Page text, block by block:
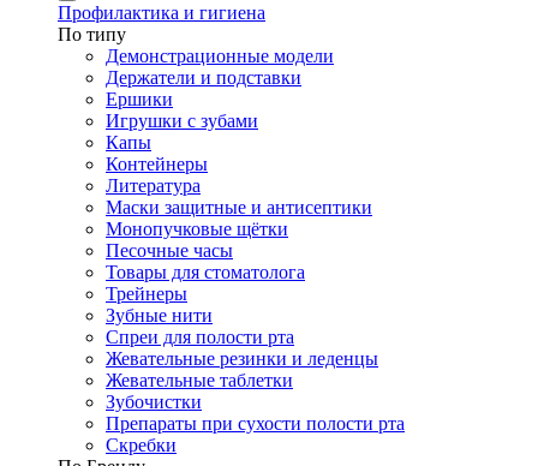
Профилактика и гигиена
По типу
Демонстрационные модели
Держатели и подставки
Ершики
Игрушки с зубами
Капы
Контейнеры
Литература
Маски защитные и антисептики
Монопучковые щётки
Песочные часы
Товары для стоматолога
Трейнеры
Зубные нити
Спреи для полости рта
Жевательные резинки и леденцы
Жевательные таблетки
Зубочистки
Препараты при сухости полости рта
Скребки